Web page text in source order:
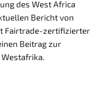
des West Africa
Bericht von
Fairtrade-zertifizierter
Beitrag zur